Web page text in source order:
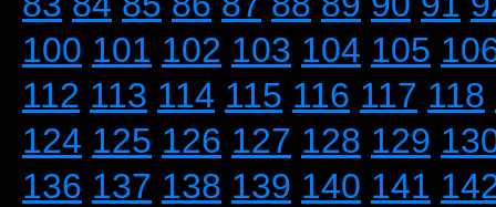
100 101 102 103 104 105
112 113 114 115 116 117 118
124 125 126 127 128 129
136 137 138 139 140 141